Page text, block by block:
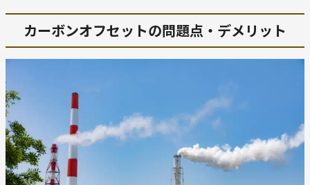
カーボンオフセットの問題点 ・デメリット